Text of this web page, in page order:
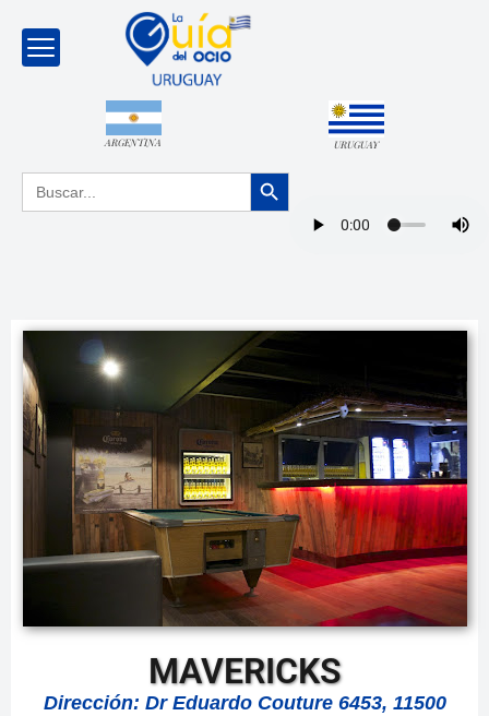
ARGENTINA URUGUAY
Buscar: Botón de búsqueda
MAVERICKS
Dirección: Dr Eduardo Couture 6453, 11500